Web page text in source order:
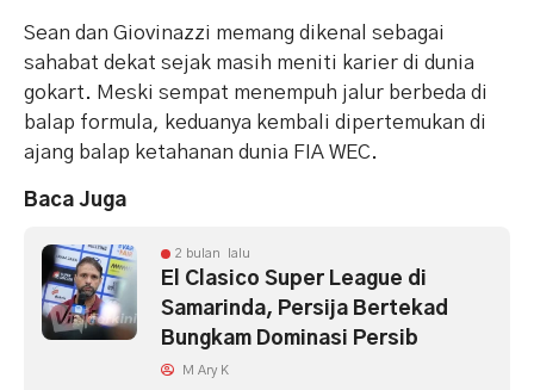
Sean dan Giovinazzi memang dikenal sebagai
sahabat dekat sejak masih meniti karier di dunia
gokart. Meski sempat menempuh jalur berbeda di
balap formula, keduanya kembali dipertemukan di
ajang balap ketahanan dunia FIA WEC.
Baca Juga
2 bulan lalu
El Clasico Super League di
Samarinda, Persija Bertekad
Bungkam Dominasi Persib
M Ary K